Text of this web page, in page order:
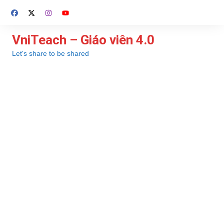
đến
dung
VniTeach – Giáo viên 4.0
Let's share to be shared